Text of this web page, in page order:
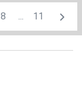
8 ... 11